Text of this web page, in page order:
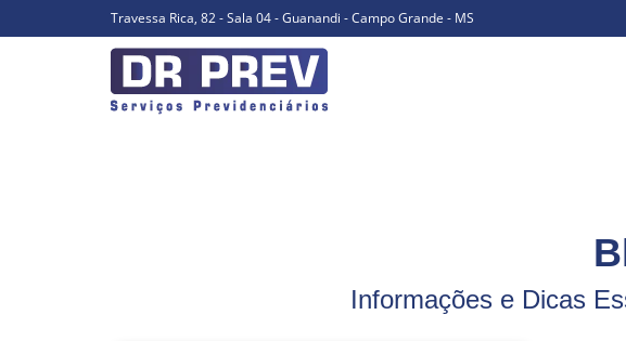
Travessa Rica, 82 - Sala 04 - Guanandi - Campo Grande - MS
Informações e Dicas